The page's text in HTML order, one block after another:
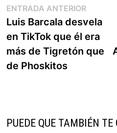
Navegación
de
entradas
ENTRADA ANTERIOREntrada
anterior:
Luis Barcala desvela
en TikTok que él era
más de Tigretón que
de Phoskitos
PUEDE QUE TAMBIÉN TE